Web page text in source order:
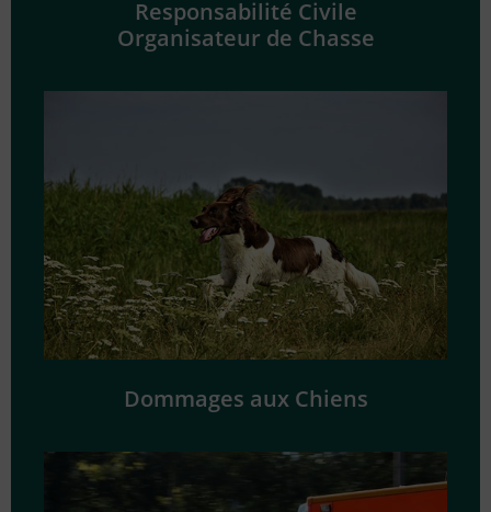
Responsabilité Civile
Organisateur de Chasse
Dommages aux Chiens